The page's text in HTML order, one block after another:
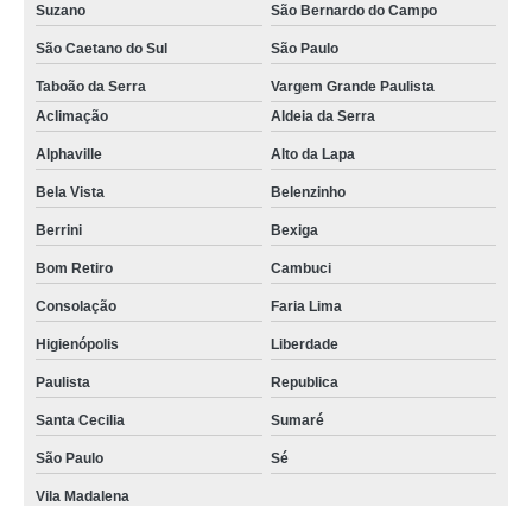
Suzano São Bernardo do Campo
São Caetano do Sul São Paulo
Taboão da Serra
Vargem Grande Paulista
Aclimação
Aldeia da Serra
Alphaville Alto da Lapa
Bela Vista Belenzinho
Berrini Bexiga
Bom Retiro Cambuci
Consolação Faria Lima
Higienópolis Liberdade
Paulista Republica
Santa Cecilia Sumaré
São Paulo Sé
Vila Madalena